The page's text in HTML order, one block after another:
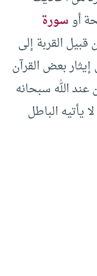
أوسورة
القربة إلى
بعض القرآن
عند الله سبحانه
يأتيه الباطل